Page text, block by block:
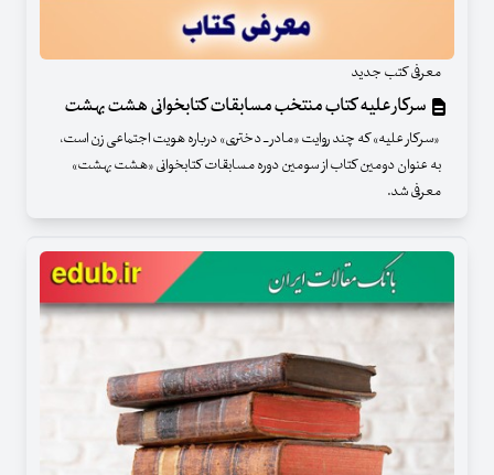
معرفی کتب جدید
سرکار علیه کتاب منتخب مسابقات کتابخوانی هشت بهشت
«سرکار علیه» که چند روایت «مادر ــ دختری» درباره‌ هویت اجتماعی زن است،
به عنوان دومین کتاب از سومین دوره مسابقات کتابخوانی «هشت بهشت»
معرفی شد.